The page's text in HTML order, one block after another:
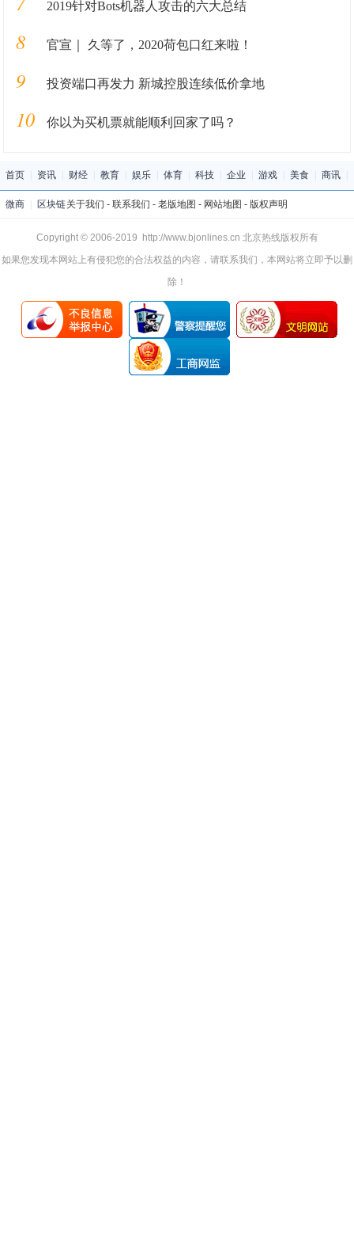
2019针对Bots机器人攻击的六大总结
8 官宣｜ 久等了，2020荷包口红来啦！
9 投资端口再发力 新城控股连续低价拿地
10 你以为买机票就能顺利回家了吗？
首页 资讯 财经 教育 娱乐 体育 科技 企业 游戏 美食 商讯
微商 区块链关于我们 - 联系我们 - 老版地图 - 网站地图 - 版权声明
Copyright © 2006-2019 http://www.bjonlines.cn 北京热线版权所有
如果您发现本网站上有侵犯您的合法权益的内容，请联系我们，本网站将立即予以删
除！